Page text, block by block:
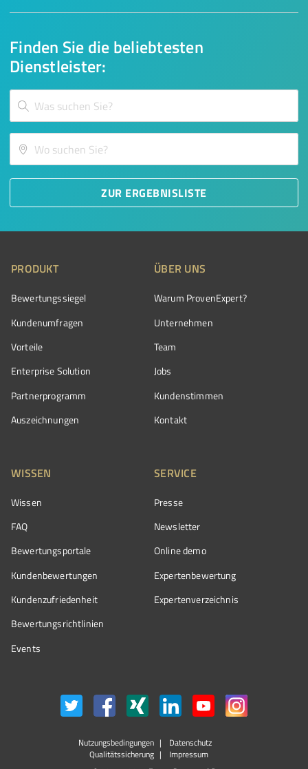
Finden Sie die beliebtesten
Dienstleister:
ZUR ERGEBNISLISTE
PRODUKT
Bewertungssiegel
Kundenumfragen
Vorteile
Enterprise Solution
Partnerprogramm
Auszeichnungen
ÜBER UNS
Warum ProvenExpert?
Unternehmen
Team
Jobs
Kundenstimmen
Kontakt
WISSEN
Wissen
FAQ
Bewertungsportale
Kundenbewertungen
Kundenzufriedenheit
Bewertungs­richtlinien
Events
SERVICE
Presse
Newsletter
Online demo
Expertenbewertung
Expertenverzeichnis
Nutzungsbedingungen
Datenschutz
Qualitätssicherung
Impressum